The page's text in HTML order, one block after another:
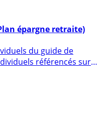
épargne retraite)
référencés sur